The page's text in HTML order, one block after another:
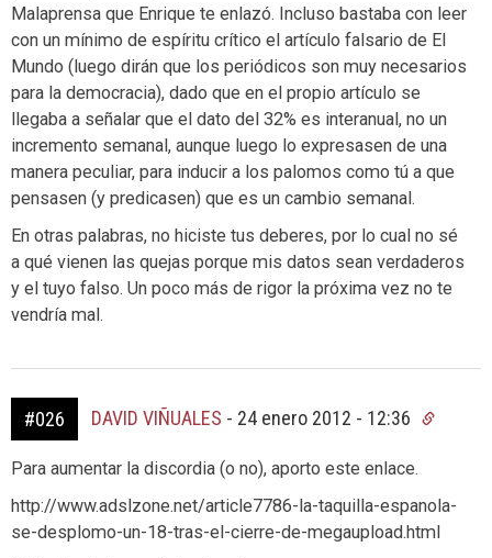
Malaprensa que Enrique te enlazó. Incluso bastaba con leer
con un mínimo de espíritu crítico el artículo falsario de El
Mundo (luego dirán que los periódicos son muy necesarios
para la democracia), dado que en el propio artículo se
llegaba a señalar que el dato del 32% es interanual, no un
incremento semanal, aunque luego lo expresasen de una
manera peculiar, para inducir a los palomos como tú a que
pensasen (y predicasen) que es un cambio semanal.
En otras palabras, no hiciste tus deberes, por lo cual no sé
a qué vienen las quejas porque mis datos sean verdaderos
y el tuyo falso. Un poco más de rigor la próxima vez no te
vendría mal.
#026 DAVID VIÑUALES - 24 enero 2012 - 12:36
Para aumentar la discordia (o no), aporto este enlace.
http://www.adslzone.net/article7786-la-taquilla-espanola-
se-desplomo-un-18-tras-el-cierre-de-megaupload.html